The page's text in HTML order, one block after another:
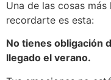
Una de las cosas
recordarte es esta:
No tienes obligación
llegado el verano.